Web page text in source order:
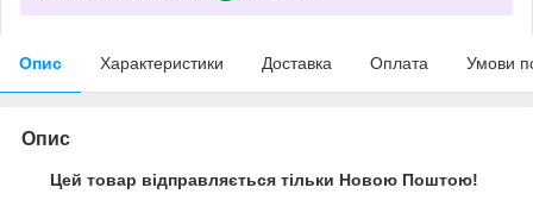
Опис Характеристики Доставка Оплата Умови
Опис
Цей товар відправляється тільки Новою Поштою!